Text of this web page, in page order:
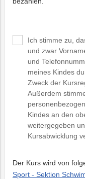
Ich stimme zu,
und zwar
und
meines Kindes
Zweck der
Außerdem
Kindes an den
weitergegeben
Kursabwicklung
Der Kurs wird von
Sport - Sektion